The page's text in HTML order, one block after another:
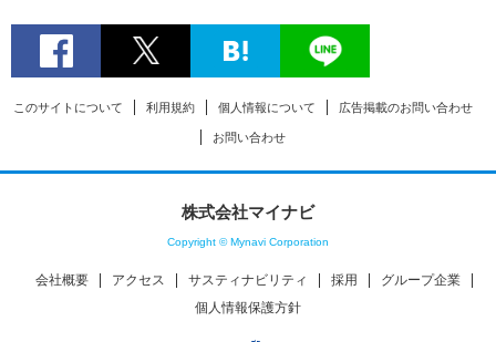
このサイトについて 利用規約 個人情報について 広告掲載のお問い合わせ
お問い合わせ
株式会社マイナビ
Copyright © Mynavi Corporation
会社概要 アクセス サスティナビリティ 採用
グループ企業
個人情報保護方針